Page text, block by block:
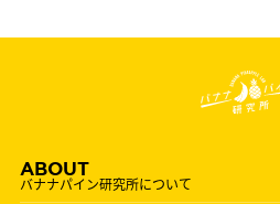
ABOUT
バナナパイン研究所について